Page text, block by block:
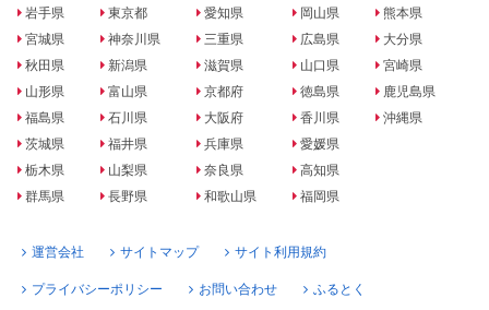
岩手県
宮城県
秋田県
山形県
福島県
茨城県
栃木県
群馬県
東京都
神奈川県
新潟県
富山県
石川県
福井県
山梨県
長野県
愛知県
三重県
滋賀県
京都府
大阪府
兵庫県
奈良県
和歌山県
岡山県
広島県
山口県
徳島県
香川県
愛媛県
高知県
福岡県
熊本県
大分県
宮崎県
鹿児島県
沖縄県
運営会社 サイトマップ サイト利用規約
プライバシーポリシー お問い合わせ ふるとく